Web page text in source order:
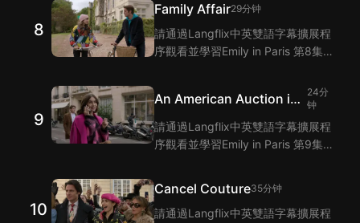
的翻譯。
8
Family Affair29分钟
請通過Langflix中英雙語字幕擴展程
序觀看並學習Emily in Paris 第8集的
能爲您提供Emily in Paris 第8集臺詞
的翻譯。
9
An American Auction in
Paris
24分
钟
請通過Langflix中英雙語字幕擴展程
序觀看並學習Emily in Paris 第9集的
的翻譯。
10
Cancel Couture35分钟
請通過Langflix中英雙語字幕擴展程